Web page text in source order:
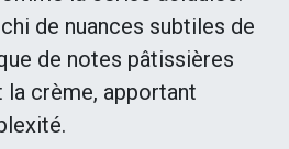
de nuances subtiles de
de notes pâtissières
crème, apportant